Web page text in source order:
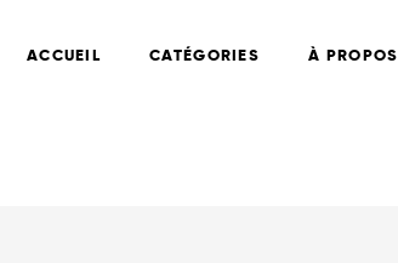
ACCUEIL CATÉGORIES À PROPOS